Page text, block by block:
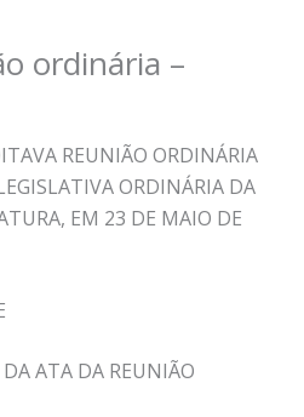
ordinária –
REUNIÃO ORDINÁRIA
ORDINÁRIA DA
EM 23 DE MAIO DE
ATA DA REUNIÃO